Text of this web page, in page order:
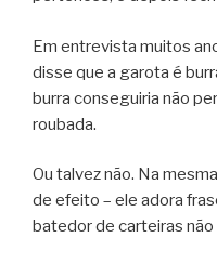
Em entrevista muitos
disse que a garota é
burra conseguiria não
roubada.
Ou talvez não. Na
de efeito – ele adora
batedor de carteiras não